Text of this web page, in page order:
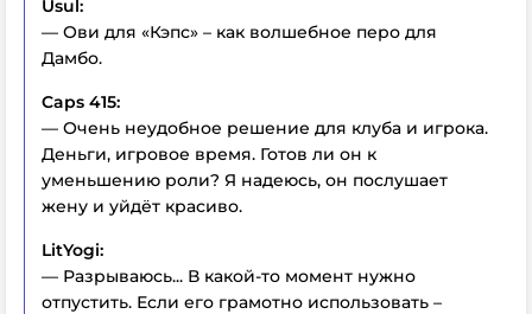
Usul:
— Ови для «Кэпс» – как волшебное перо для
Дамбо.
Caps 415:
— Очень неудобное решение для клуба и игрока.
Деньги, игровое время. Готов ли он к
уменьшению роли? Я надеюсь, он послушает
жену и уйдёт красиво.
LitYogi:
— Разрываюсь... В какой-то момент нужно
отпустить. Если его грамотно использовать –